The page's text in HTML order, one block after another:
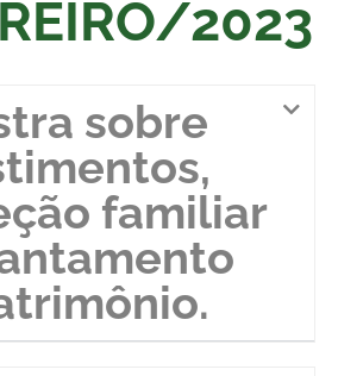
2023
sobre
familiar